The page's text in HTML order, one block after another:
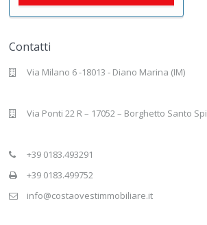
Contatti
Via Milano 6 -18013 - Diano Marina (IM)
Via Ponti 22 R – 17052 – Borghetto Santo
+39 0183.493291
+39 0183.499752
info@costaovestimmobiliare.it